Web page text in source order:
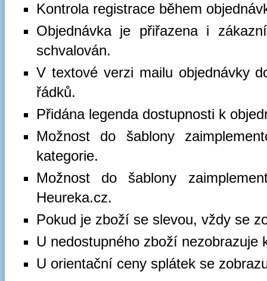
Kontrola registrace během
Objednávka je přiřazena i
schvalován.
V textové verzi mailu objednávky
řádků.
Přidána legenda dostupnosti k
Možnost do šablony
kategorie.
Možnost do šablony
Heureka.cz.
Pokud je zboží se slevou, vždy se
U nedostupného zboží nezobrazuje
U orientační ceny splátek se